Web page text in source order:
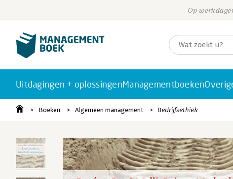
Op
Uitdagingen + oplossingenManagementboeken
Boeken Algemeen management Bedrijfsethiek